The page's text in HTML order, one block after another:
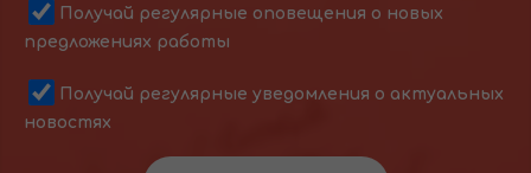
Получай регулярные оповещения о новых
предложениях работы
Получай регулярные уведомления о актуальных
новостях